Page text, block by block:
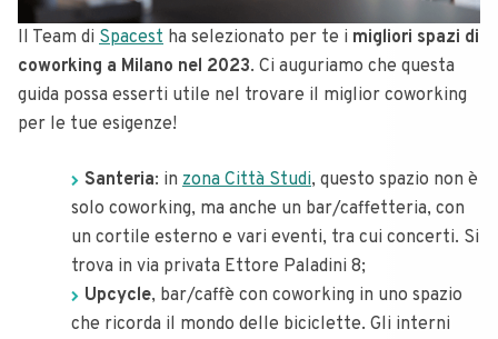
Il Team di Spacest ha selezionato per te i migliori spazi di
coworking a Milano nel 2023. Ci auguriamo che questa
guida possa esserti utile nel trovare il miglior coworking
per le tue esigenze!
Santeria: in zona Città Studi, questo spazio non è
solo coworking, ma anche un bar/caffetteria, con
un cortile esterno e vari eventi, tra cui concerti. Si
trova in via privata Ettore Paladini 8;
Upcycle, bar/caffè con coworking in uno spazio
che ricorda il mondo delle biciclette. Gli interni